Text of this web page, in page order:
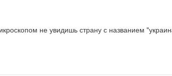
не увидишь страну с названием